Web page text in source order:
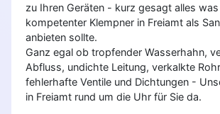
zu Ihren Geräten - kurz gesagt alles was
kompetenter Klempner in Freiamt als
anbieten sollte.
Ganz egal ob tropfender Wasserhahn,
Abfluss, undichte Leitung, verkalkte
fehlerhafte Ventile und Dichtungen -
in Freiamt rund um die Uhr für Sie da.